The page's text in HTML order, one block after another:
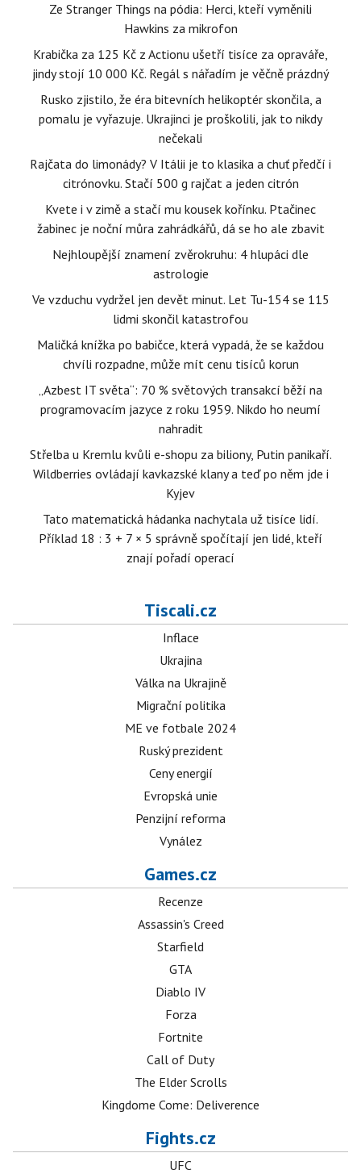
Ze Stranger Things na pódia: Herci, kteří vyměnili
Hawkins za mikrofon
Krabička za 125 Kč z Actionu ušetří tisíce za opraváře,
jindy stojí 10 000 Kč. Regál s nářadím je věčně prázdný
Rusko zjistilo, že éra bitevních helikoptér skončila, a
pomalu je vyřazuje. Ukrajinci je proškolili, jak to nikdy
nečekali
Rajčata do limonády? V Itálii je to klasika a chuť předčí i
citrónovku. Stačí 500 g rajčat a jeden citrón
Kvete i v zimě a stačí mu kousek kořínku. Ptačinec
žabinec je noční můra zahrádkářů, dá se ho ale zbavit
Nejhloupější znamení zvěrokruhu: 4 hlupáci dle
astrologie
Ve vzduchu vydržel jen devět minut. Let Tu-154 se 115
lidmi skončil katastrofou
Maličká knížka po babičce, která vypadá, že se každou
chvíli rozpadne, může mít cenu tisíců korun
„Azbest IT světa“: 70 % světových transakcí běží na
programovacím jazyce z roku 1959. Nikdo ho neumí
nahradit
Střelba u Kremlu kvůli e-shopu za biliony, Putin panikaří.
Wildberries ovládají kavkazské klany a teď po něm jde i
Kyjev
Tato matematická hádanka nachytala už tisíce lidí.
Příklad 18 : 3 + 7 × 5 správně spočítají jen lidé, kteří
znají pořadí operací
Tiscali.cz
Inflace
Ukrajina
Válka na Ukrajině
Migrační politika
ME ve fotbale 2024
Ruský prezident
Ceny energií
Evropská unie
Penzijní reforma
Vynález
Games.cz
Recenze
Assassin's Creed
Starfield
GTA
Diablo IV
Forza
Fortnite
Call of Duty
The Elder Scrolls
Kingdome Come: Deliverence
Fights.cz
UFC